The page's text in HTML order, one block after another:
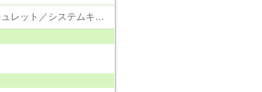
東京電力／公営水道／都市ガス／下水／シャンプードレッサー／浴室換気乾燥機／ウォシュレット／システムキッチン／食器洗浄乾燥器／ウォークインクローゼット／フローリング／クローゼット／オートロック／エレベータ／駐輪場／バイク置場／角部屋／ペット相談